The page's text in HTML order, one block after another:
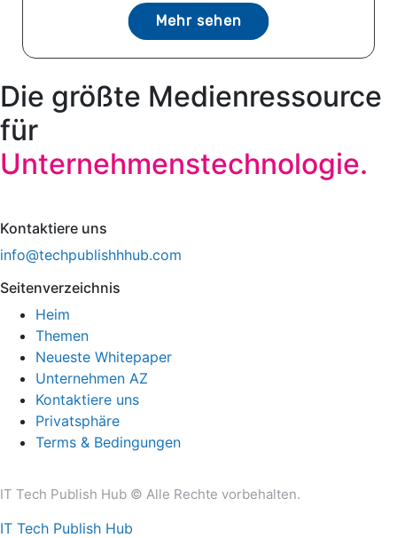
Mehr sehen
Die größte Medienressource
für
Unternehmenstechnologie.
Kontaktiere uns
info@techpublishhhub.com
Seitenverzeichnis
Heim
Themen
Neueste Whitepaper
Unternehmen AZ
Kontaktiere uns
Privatsphäre
Terms & Bedingungen
IT Tech Publish Hub © Alle Rechte vorbehalten.
IT Tech Publish Hub